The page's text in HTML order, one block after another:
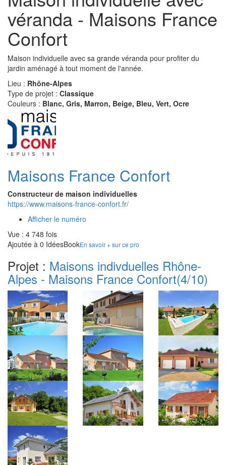
véranda - Maisons France
Confort
Maison individuelle avec sa grande véranda pour profiter du
jardin aménagé à tout moment de l'année.
Lieu : Rhône-Alpes
Type de projet : Classique
Couleurs : Blanc, Gris, Marron, Beige, Bleu, Vert, Ocre
Maisons France Confort
Constructeur de maison individuelles
https://www.maisons-france-confort.fr/
Afficher le numéro
Vue : 4 748 fois
Ajoutée à 0 IdéesBookEn savoir + sur ce pro
Projet : Maisons indivduelles Rhône-
Alpes - Maisons France Confort(4/10)